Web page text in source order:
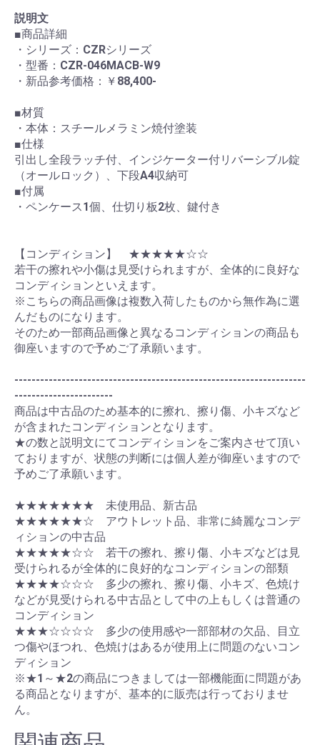
説明文
■商品詳細
・シリーズ：CZRシリーズ
・型番：CZR-046MACB-W9
・新品参考価格：￥88,400-
■材質
・本体：スチールメラミン焼付塗装
■仕様
引出し全段ラッチ付、インジケーター付リバーシブル錠
（オールロック）、下段A4収納可
■付属
・ペンケース1個、仕切り板2枚、鍵付き
【コンディション】 ★★★★★☆☆
若干の擦れや小傷は見受けられますが、全体的に良好な
コンディションといえます。
※こちらの商品画像は複数入荷したものから無作為に選
んだものになります。
そのため一部商品画像と異なるコンディションの商品も
御座いますので予めご了承願います。
--------------------------------------------------------------------
-----------------------
商品は中古品のため基本的に擦れ、擦り傷、小キズなど
が含まれたコンディションとなります。
★の数と説明文にてコンディションをご案内させて頂い
ておりますが、状態の判断には個人差が御座いますので
予めご了承願います。
★★★★★★★ 未使用品、新古品
★★★★★★☆ アウトレット品、非常に綺麗なコンデ
ィションの中古品
★★★★★☆☆ 若干の擦れ、擦り傷、小キズなどは見
受けられるが全体的に良好的なコンディションの部類
★★★★☆☆☆ 多少の擦れ、擦り傷、小キズ、色焼け
などが見受けられる中古品として中の上もしくは普通の
コンディション
★★★☆☆☆☆ 多少の使用感や一部部材の欠品、目立
つ傷やほつれ、色焼けはあるが使用上に問題のないコン
ディション
※★1～★2の商品につきましては一部機能面に問題があ
る商品となりますが、基本的に販売は行っておりませ
ん。